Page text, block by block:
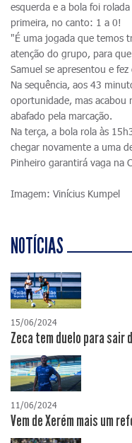
esquerda e a bola foi
primeira, no canto: 1 a 0!
"É uma jogada que temos
atenção do grupo, para
Samuel se apresentou e
Na sequência, aos 43
oportunidade, mas acabou
abafado pela marcação.
Na terça, a bola rola às
chegar novamente a uma
Pinheiro garantirá vaga na
Imagem: Vinícius Kumpel
NOTÍCIAS
15/06/2024
Zeca tem duelo para sair
11/06/2024
Vem de Xerém mais um